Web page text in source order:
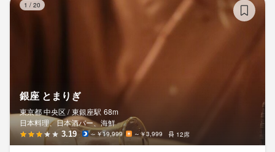
1 / 20
銀座 とまりぎ
東京都 中央区 / 東銀座駅 68m
日本料理、日本酒バー、海鮮
3.19 ～￥19,999 ～￥3,999 12席